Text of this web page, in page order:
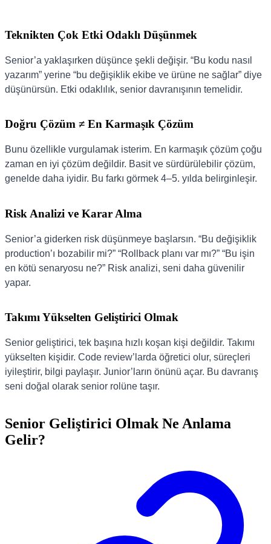
Teknikten Çok Etki Odaklı Düşünmek
Senior’a yaklaşırken düşünce şekli değişir. “Bu kodu nasıl
yazarım” yerine “bu değişiklik ekibe ve ürüne ne sağlar” diye
düşünürsün. Etki odaklılık, senior davranışının temelidir.
Doğru Çözüm ≠ En Karmaşık Çözüm
Bunu özellikle vurgulamak isterim. En karmaşık çözüm çoğu
zaman en iyi çözüm değildir. Basit ve sürdürülebilir çözüm,
genelde daha iyidir. Bu farkı görmek 4–5. yılda belirginleşir.
Risk Analizi ve Karar Alma
Senior’a giderken risk düşünmeye başlarsın. “Bu değişiklik
production’ı bozabilir mi?” “Rollback planı var mı?” “Bu işin
en kötü senaryosu ne?” Risk analizi, seni daha güvenilir
yapar.
Takımı Yükselten Geliştirici Olmak
Senior geliştirici, tek başına hızlı koşan kişi değildir. Takımı
yükselten kişidir. Code review’larda öğretici olur, süreçleri
iyileştirir, bilgi paylaşır. Junior’ların önünü açar. Bu davranış
seni doğal olarak senior rolüne taşır.
Senior Geliştirici Olmak Ne Anlama
Gelir?